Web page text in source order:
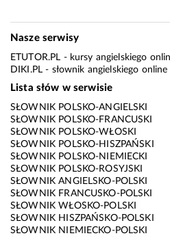
Nasze serwisy
ETUTOR.PL - kursy angielskiego
DIKI.PL - słownik angielskiego online
Lista słów w serwisie
SŁOWNIK POLSKO-ANGIELSKI
SŁOWNIK POLSKO-FRANCUSKI
SŁOWNIK POLSKO-WŁOSKI
SŁOWNIK POLSKO-HISZPAŃSKI
SŁOWNIK POLSKO-NIEMIECKI
SŁOWNIK POLSKO-ROSYJSKI
SŁOWNIK ANGIELSKO-POLSKI
SŁOWNIK FRANCUSKO-POLSKI
SŁOWNIK WŁOSKO-POLSKI
SŁOWNIK HISZPAŃSKO-POLSKI
SŁOWNIK NIEMIECKO-POLSKI